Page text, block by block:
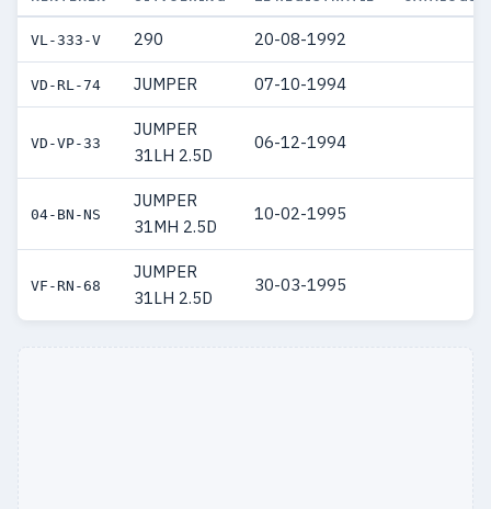
VL-333-V 290 20-08-1992
VD-RL-74 JUMPER 07-10-1994
VD-VP-33
JUMPER
31LH 2.5D
06-12-1994
04-BN-NS
JUMPER
31MH 2.5D
10-02-1995
VF-RN-68
JUMPER
31LH 2.5D
30-03-1995